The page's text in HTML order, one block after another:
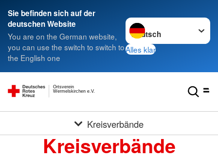
Sie befinden sich auf der
deutschen Website
You are on the German website,
you can use the switch to switch to
the English one
Sprache wechseln zu
Alles klar
Wermelskirchen e.V.
Ortsverein
Kreisverbände
Kreisverbände